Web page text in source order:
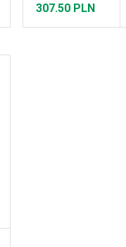
307.50 PLN